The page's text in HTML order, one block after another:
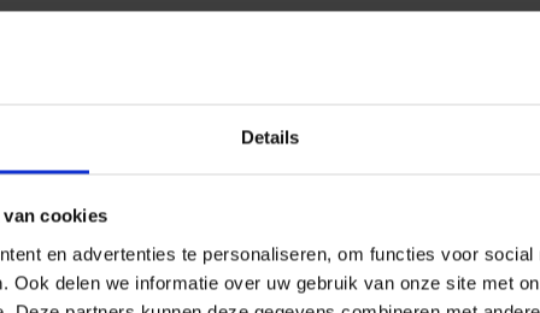
Details
van cookies
en advertenties te personaliseren, om functies voor social
Ook delen we informatie over uw gebruik van onze site met